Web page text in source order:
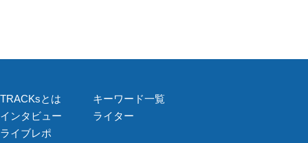
TRACKsとは
インタビュー
ライブレポ
キーワード一覧
ライター